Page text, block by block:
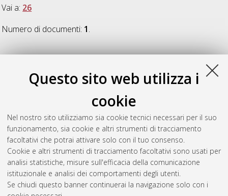
Questo sito web utilizza i
cookie
Nel nostro sito utilizziamo sia cookie tecnici necessari per il suo
funzionamento, sia cookie e altri strumenti di tracciamento
facoltativi che potrai attivare solo con il tuo consenso.
Cookie e altri strumenti di tracciamento facoltativi sono usati per
analisi statistiche, misure sull'efficacia della comunicazione
istituzionale e analisi dei comportamenti degli utenti.
Se chiudi questo banner continuerai la navigazione solo con i
Vai a: 26
Numero di documenti: 1.
26
Ciuciu, Adina Iuliana (2014)
Novel two photon absorbers:
evaluation of photophysical properties in view of biomedical
, [Dissertation thesis], Alma Mater Studiorum
Università di Bologna. Dottorato di ricerca inChimica, 26 Ciclo.
DOI 10.6092/unibo/amsdottorato/6442.
Questa lista e' stata generata il Thu Aug 6 20:48:26 2026